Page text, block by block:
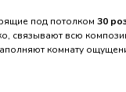
под потолком 30
связывают всю
комнату
НА КАРТЕ